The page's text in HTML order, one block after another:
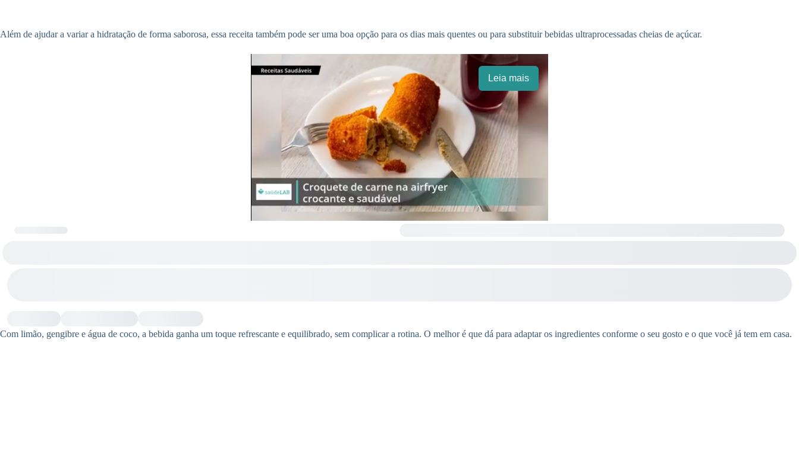
Além de ajudar a variar a hidratação de forma saborosa, essa receita também pode ser uma boa opção para os dias mais quentes ou para substituir bebidas ultraprocessadas cheias de açúcar.
Leia mais
Com limão, gengibre e água de coco, a bebida ganha um toque refrescante e equilibrado, sem complicar a rotina. O melhor é que dá para adaptar os ingredientes conforme o seu gosto e o que você já tem em casa.